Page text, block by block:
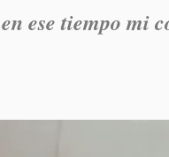
ese tiempo mi